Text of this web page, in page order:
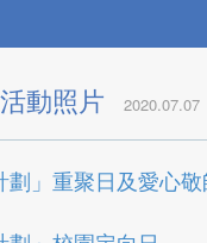
動照片 2020.07.07
」重聚日及愛心